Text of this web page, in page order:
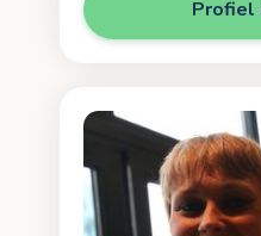
Profiel